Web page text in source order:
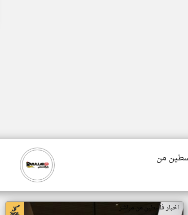
من
اخبار فلسطين من مباشر